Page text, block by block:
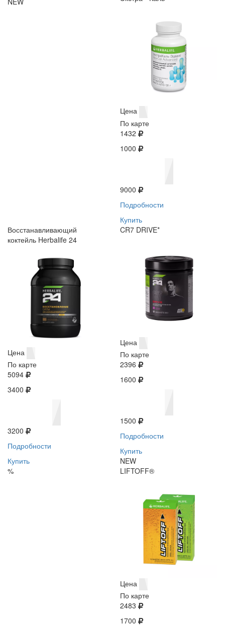
Цена
По карте
1432
1000
9000
Подробности
Купить
Восстанавливающий
коктейль Herbalife 24
Цена
По карте
5094
3400
3200
Подробности
Купить
%
CR7 DRIVE*
Цена
По карте
2396
1600
1500
Подробности
Купить
NEW
LIFTOFF®
Цена
По карте
2483
1700